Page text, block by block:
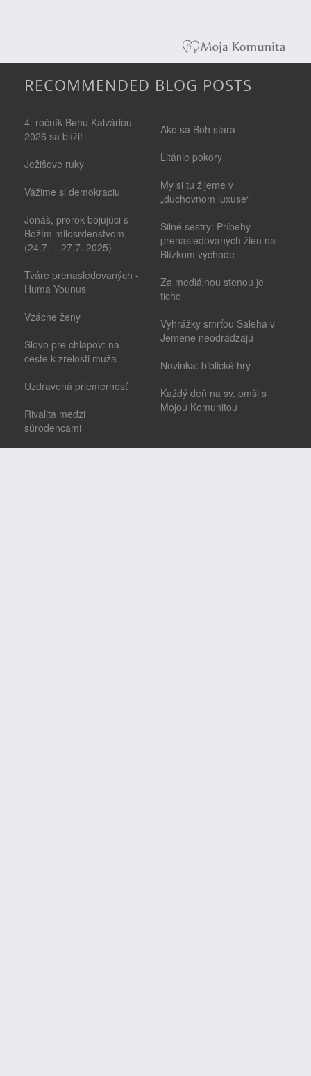
RECOMMENDED BLOG POSTS
4. ročník Behu Kalváriou
2026 sa blíži!
Ježišove ruky
Vážime si demokraciu
Jonáš, prorok bojujúci s
Božím milosrdenstvom.
(24.7. – 27.7. 2025)
Tváre prenasledovaných -
Huma Younus
Vzácne ženy
Slovo pre chlapov: na
ceste k zrelosti muža
Uzdravená priemernosť
Rivalita medzi
súrodencami
Ako sa Boh stará
Litánie pokory
My si tu žijeme v
„duchovnom luxuse“
Silné sestry: Príbehy
prenasledovaných žien na
Blízkom východe
Za mediálnou stenou je
ticho
Vyhrážky smrťou Saleha v
Jemene neodrádzajú
Novinka: biblické hry
Každý deň na sv. omši s
Mojou Komunitou